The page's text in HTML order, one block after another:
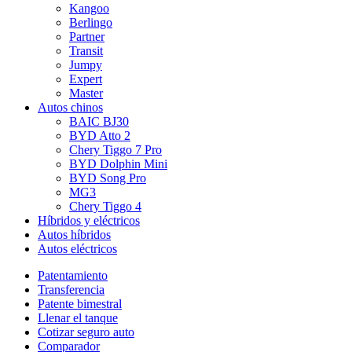
Kangoo
Berlingo
Partner
Transit
Jumpy
Expert
Master
Autos chinos
BAIC BJ30
BYD Atto 2
Chery Tiggo 7 Pro
BYD Dolphin Mini
BYD Song Pro
MG3
Chery Tiggo 4
Híbridos y eléctricos
Autos híbridos
Autos eléctricos
Patentamiento
Transferencia
Patente bimestral
Llenar el tanque
Cotizar seguro auto
Comparador